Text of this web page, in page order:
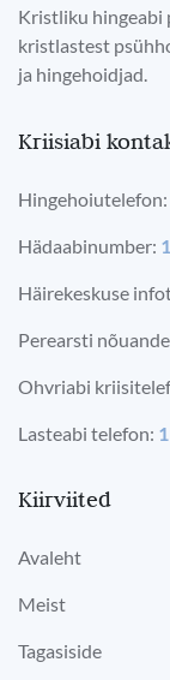
Kristliku hingeabi
kristlastest
ja hingehoidjad.
Kriisiabi
Hingehoiutelefon:
Hädaabinumber:
Häirekeskuse
Perearsti
Ohvriabi
Lasteabi telefon:
Kiirviited
Avaleht
Meist
Tagasiside